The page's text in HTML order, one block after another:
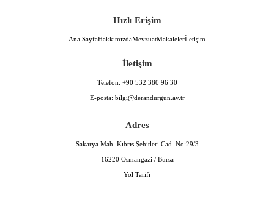
Hızlı Erişim
Ana SayfaHakkımızdaMevzuatMakalelerİletişim
İletişim
Telefon: +90 532 380 96 30
E-posta: bilgi@derandurgun.av.tr
Adres
Sakarya Mah. Kıbrıs Şehitleri Cad. No:29/3
16220 Osmangazi / Bursa
Yol Tarifi